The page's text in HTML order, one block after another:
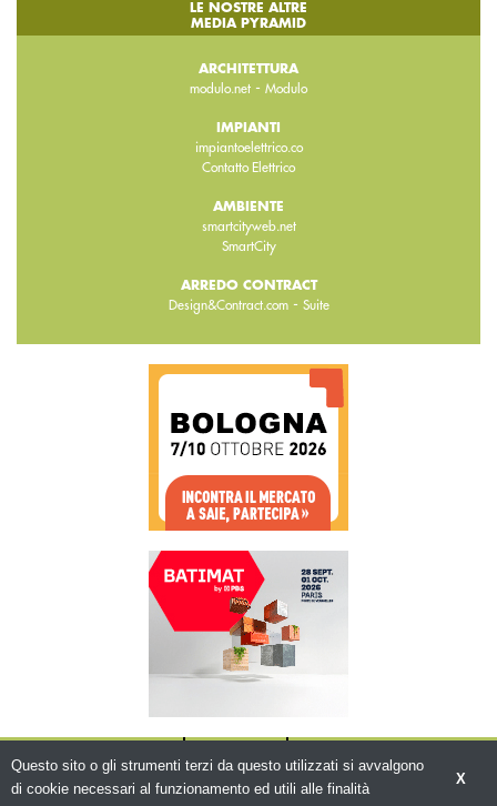
LE NOSTRE ALTRE
MEDIA PYRAMID
ARCHITETTURA
modulo.net - Modulo
IMPIANTI
impiantoelettrico.co
Contatto Elettrico
AMBIENTE
smartcityweb.net
SmartCity
ARREDO CONTRACT
Design&Contract.com- Suite
X
Questo sito o gli strumenti terzi da questo utilizzati si avvalgono
di cookie necessari al funzionamento ed utili alle finalità